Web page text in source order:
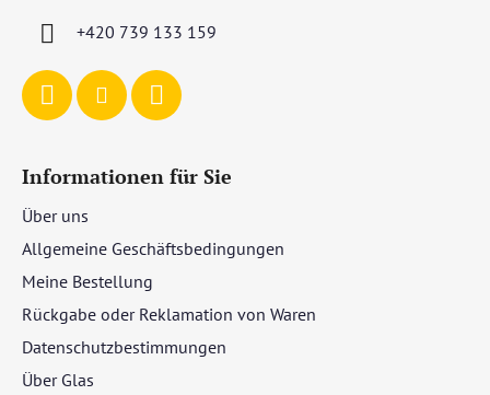
+420 739 133 159
Informationen für Sie
Über uns
Allgemeine Geschäftsbedingungen
Meine Bestellung
Rückgabe oder Reklamation von Waren
Datenschutzbestimmungen
Über Glas